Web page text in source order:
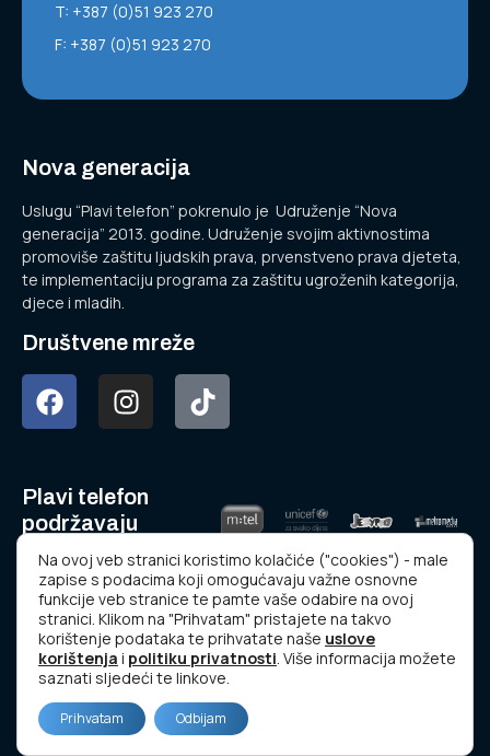
T: +387 (0)51 923 270
F: +387 (0)51 923 270
Nova generacija
Uslugu “Plavi telefon” pokrenulo je Udruženje “Nova
generacija” 2013. godine. Udruženje svojim aktivnostima
promoviše zaštitu ljudskih prava, prvenstveno prava djeteta,
te implementaciju programa za zaštitu ugroženih kategorija,
djece i mladih.
Društvene mreže
Plavi telefon
podržavaju
www.plavitelefon.ba
© Copyright 2023 Udruženje “NOVA GENERACIJA”.
Na ovoj veb stranici koristimo kolačiće ("cookies") - male
zapise s podacima koji omogućavaju važne osnovne
funkcije veb stranice te pamte vaše odabire na ovoj
stranici. Klikom na "Prihvatam" pristajete na takvo
korištenje podataka te prihvatate naše uslove
korištenja i politiku privatnosti. Više informacija možete
saznati sljedeći te linkove.
Prihvatam Odbijam